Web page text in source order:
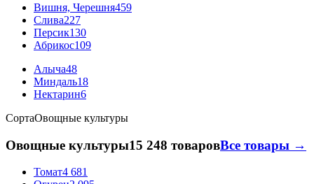
Вишня, Черешня459
Слива227
Персик130
Абрикос109
Алыча48
Миндаль18
Нектарин6
СортаОвощные культуры
Овощные культуры15 248 товаровВсе товары →
Томат4 681